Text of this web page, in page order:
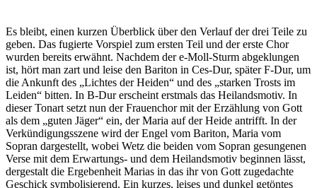
Es bleibt, einen kurzen Überblick über den Verlauf der drei Teile zu
geben. Das fugierte Vorspiel zum ersten Teil und der erste Chor
wurden bereits erwähnt. Nachdem der e-Moll-Sturm abgeklungen
ist, hört man zart und leise den Bariton in Ces-Dur, später F-Dur, um
die Ankunft des „Lichtes der Heiden“ und des „starken Trosts im
Leiden“ bitten. In B-Dur erscheint erstmals das Heilandsmotiv. In
dieser Tonart setzt nun der Frauenchor mit der Erzählung von Gott
als dem „guten Jäger“ ein, der Maria auf der Heide antrifft. In der
Verkündigungsszene wird der Engel vom Bariton, Maria vom
Sopran dargestellt, wobei Wetz die beiden vom Sopran gesungenen
Verse mit dem Erwartungs- und dem Heilandsmotiv beginnen lässt,
dergestalt die Ergebenheit Marias in das ihr von Gott zugedachte
Geschick symbolisierend. Ein kurzes, leises und dunkel getöntes